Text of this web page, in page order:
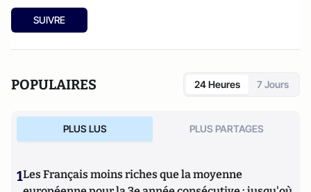
SUIVRE
POPULAIRES 24 Heures 7 Jours
PLUS LUS PLUS PARTAGES
1Les Français moins riches que la moyenne